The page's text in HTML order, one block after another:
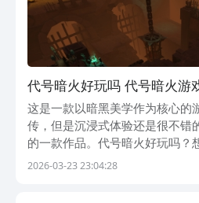
代号暗火好玩吗 代号暗火游
这是一款以暗黑美学作为核心的
传，但是沉浸式体验还是很不错
的一款作品。代号暗火好玩吗？
看一下游戏的玩法模式，结合玩
2026-03-23 23:04:28